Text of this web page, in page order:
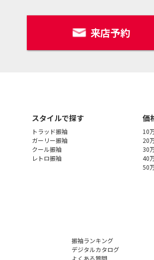
来店予約
スタイルで探す
トラッド振袖
ガーリー振袖
クール振袖
レトロ振袖
価
10
20
30
40
50
振袖ランキング
デジタルカタログ
よくある質問